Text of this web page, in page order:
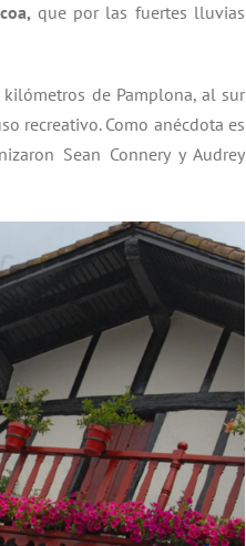
que por las fuertes lluvias
de Pamplona, al sur
recreativo. Como anécdota es
Sean Connery y Audrey